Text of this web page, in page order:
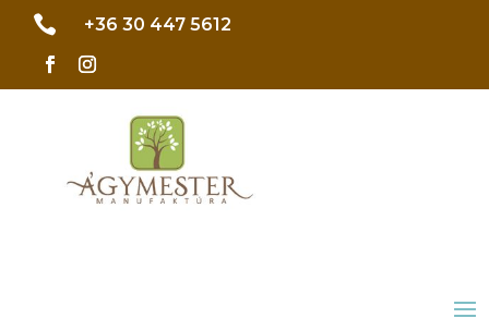
 +36 30 447 5612